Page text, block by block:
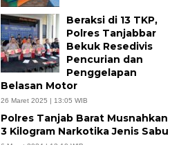
Beraksi di 13 TKP,
Polres Tanjabbar
Bekuk Resedivis
Pencurian dan
Penggelapan
Belasan Motor
26 Maret 2025 | 13:05 WIB
Polres Tanjab Barat Musnahkan
3 Kilogram Narkotika Jenis Sabu